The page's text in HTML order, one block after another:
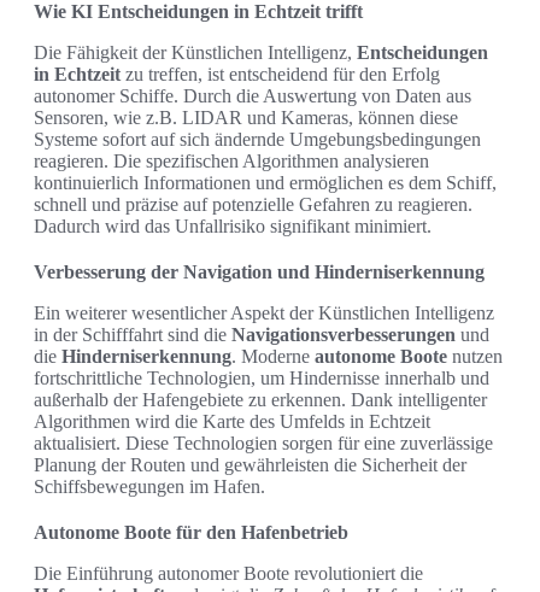
Wie KI Entscheidungen in Echtzeit trifft
Die Fähigkeit der Künstlichen Intelligenz, Entscheidungen
in Echtzeit zu treffen, ist entscheidend für den Erfolg
autonomer Schiffe. Durch die Auswertung von Daten aus
Sensoren, wie z.B. LIDAR und Kameras, können diese
Systeme sofort auf sich ändernde Umgebungsbedingungen
reagieren. Die spezifischen Algorithmen analysieren
kontinuierlich Informationen und ermöglichen es dem Schiff,
schnell und präzise auf potenzielle Gefahren zu reagieren.
Dadurch wird das Unfallrisiko signifikant minimiert.
Verbesserung der Navigation und Hinderniserkennung
Ein weiterer wesentlicher Aspekt der Künstlichen Intelligenz
in der Schifffahrt sind die Navigationsverbesserungen und
die Hinderniserkennung. Moderne autonome Boote nutzen
fortschrittliche Technologien, um Hindernisse innerhalb und
außerhalb der Hafengebiete zu erkennen. Dank intelligenter
Algorithmen wird die Karte des Umfelds in Echtzeit
aktualisiert. Diese Technologien sorgen für eine zuverlässige
Planung der Routen und gewährleisten die Sicherheit der
Schiffsbewegungen im Hafen.
Autonome Boote für den Hafenbetrieb
Die Einführung autonomer Boote revolutioniert die